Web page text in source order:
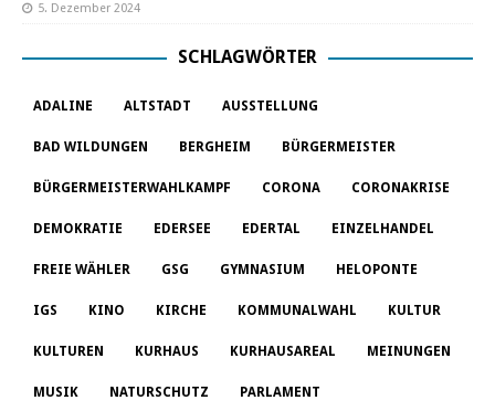
5. Dezember 2024
SCHLAGWÖRTER
ADALINE ALTSTADT AUSSTELLUNG
BAD WILDUNGEN BERGHEIM BÜRGERMEISTER
BÜRGERMEISTERWAHLKAMPF CORONA CORONAKRISE
DEMOKRATIE EDERSEE EDERTAL EINZELHANDEL
FREIE WÄHLER GSG GYMNASIUM HELOPONTE
IGS KINO KIRCHE KOMMUNALWAHL KULTUR
KULTUREN KURHAUS KURHAUSAREAL MEINUNGEN
MUSIK NATURSCHUTZ PARLAMENT